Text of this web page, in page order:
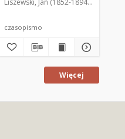
Liszewski, Jan (1852-1894). Red.
czasopismo
Więcej